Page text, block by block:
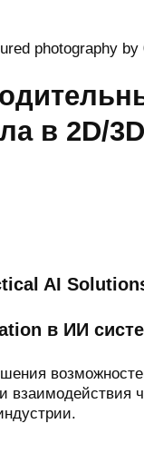
в 2D/3D
AI
в ИИ